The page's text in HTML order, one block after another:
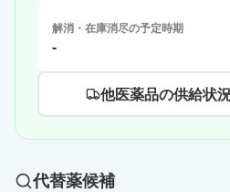
解消・在庫消尽の予定時期
-
他医薬品の供給状
代替薬候補